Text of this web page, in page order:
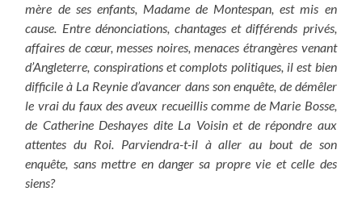
mère de ses enfants, Madame de Montespan, est mis en
cause. Entre dénonciations, chantages et différends privés,
affaires de cœur, messes noires, menaces étrangères venant
d’Angleterre, conspirations et complots politiques, il est bien
difficile à La Reynie d’avancer dans son enquête, de démêler
le vrai du faux des aveux recueillis comme de Marie Bosse,
de Catherine Deshayes dite La Voisin et de répondre aux
attentes du Roi. Parviendra-t-il à aller au bout de son
enquête, sans mettre en danger sa propre vie et celle des
siens?